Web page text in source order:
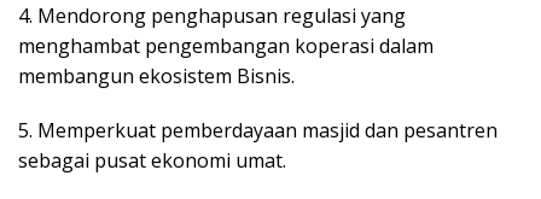
4. Mendorong penghapusan regulasi yang
menghambat pengembangan koperasi dalam
membangun ekosistem Bisnis.
5. Memperkuat pemberdayaan masjid dan pesantren
sebagai pusat ekonomi umat.